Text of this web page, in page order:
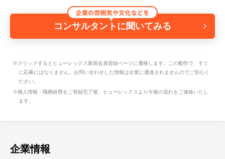
コンサルタントに聞いてみる
※クリックするとヒューレックス新規会員登録ページに遷移します。この動作で、すぐ
に応募にはなりません。お問い合わせした情報は企業に通達されませんのでご安心く
ださい。
※個人情報・職務経歴をご登録完了後、ヒューレックスより今後の流れをご連絡いたし
ます。
企業情報